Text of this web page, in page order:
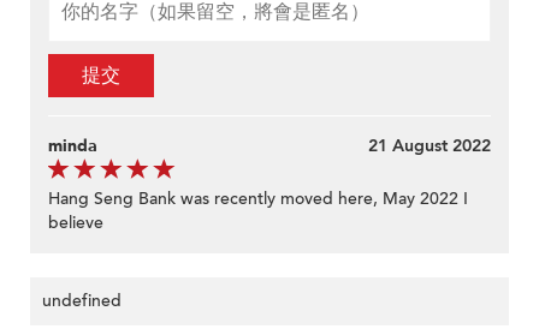
提交
minda 21 August 2022
Hang Seng Bank was recently moved here, May 2022 I
believe
undefined